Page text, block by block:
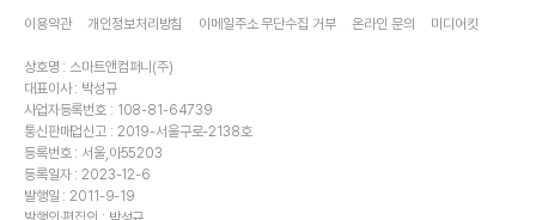
이용약관 개인정보처리방침 이메일주소 무단수집 거부 온라인 문의 미디어킷
상호명 : 스마트앤컴퍼니(주)
대표이사 : 박성규
사업자등록번호 : 108-81-64739
통신판매업신고 : 2019-서울구로-2138호
등록번호 : 서울,아55203
등록일자 : 2023-12-6
발행일 : 2011-9-19